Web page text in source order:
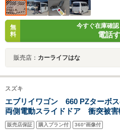
無
料
今すぐ在庫確
電話
販売店： カーライフはな
スズキ
エブリイワゴン 660 PZターボ
両側電動スライドドア 衝突被
ステップ レーンキープアシス
ックカメラ 純正アルミホイー
販売店保証 購入プラン付 360°画像付